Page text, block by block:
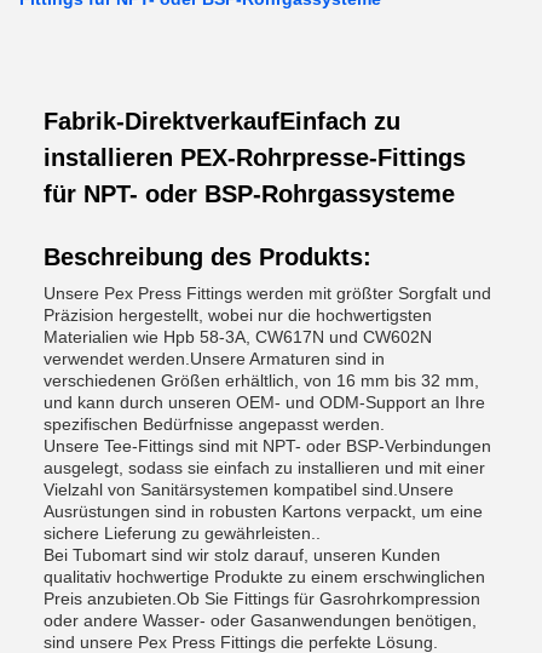
Fabrik-DirektverkaufEinfach zu
installieren PEX-Rohrpresse-Fittings
für NPT- oder BSP-Rohrgassysteme
Beschreibung des Produkts:
Unsere Pex Press Fittings werden mit größter Sorgfalt und
Präzision hergestellt, wobei nur die hochwertigsten
Materialien wie Hpb 58-3A, CW617N und CW602N
verwendet werden.Unsere Armaturen sind in
verschiedenen Größen erhältlich, von 16 mm bis 32 mm,
und kann durch unseren OEM- und ODM-Support an Ihre
spezifischen Bedürfnisse angepasst werden.
Unsere Tee-Fittings sind mit NPT- oder BSP-Verbindungen
ausgelegt, sodass sie einfach zu installieren und mit einer
Vielzahl von Sanitärsystemen kompatibel sind.Unsere
Ausrüstungen sind in robusten Kartons verpackt, um eine
sichere Lieferung zu gewährleisten..
Bei Tubomart sind wir stolz darauf, unseren Kunden
qualitativ hochwertige Produkte zu einem erschwinglichen
Preis anzubieten.Ob Sie Fittings für Gasrohrkompression
oder andere Wasser- oder Gasanwendungen benötigen,
sind unsere Pex Press Fittings die perfekte Lösung.